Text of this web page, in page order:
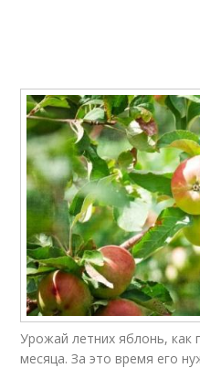
Урожай летних яблонь, как
месяца. За это время его